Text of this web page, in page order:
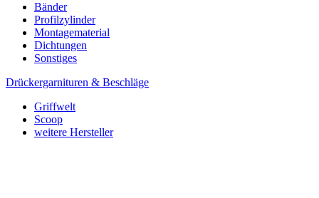
Bänder
Profilzylinder
Montagematerial
Dichtungen
Sonstiges
Drückergarnituren & Beschläge
Griffwelt
Scoop
weitere Hersteller